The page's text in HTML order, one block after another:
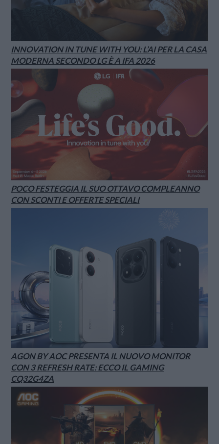
INNOVATION IN TUNE WITH YOU: L’AI PER LA CASA
MODERNA SECONDO LG È A IFA 2026
POCO FESTEGGIA IL SUO OTTAVO COMPLEANNO
CON SCONTI E OFFERTE SPECIALI
AGON BY AOC PRESENTA IL NUOVO MONITOR
CON 3 REFRESH RATE: ECCO IL GAMING
CQ32G4ZA